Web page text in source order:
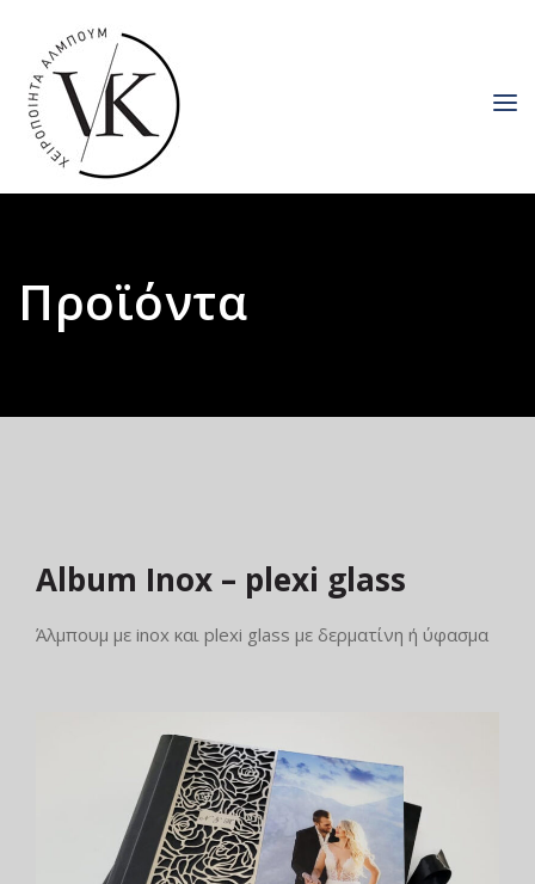
Προϊόντα
Album Inox – plexi glass
Άλμπουμ με inox και plexi glass με δερματίνη ή ύφασμα